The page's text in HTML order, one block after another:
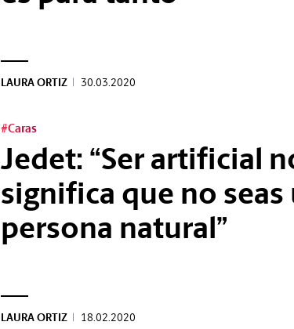
LAURA ORTIZ | 30.03.2020
#Caras
Jedet: “Ser artificial
significa que no seas
persona natural”
LAURA ORTIZ | 18.02.2020